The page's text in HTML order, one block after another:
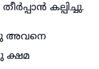
കല്പിച്ചു.
അവനെ
ക്ഷമ